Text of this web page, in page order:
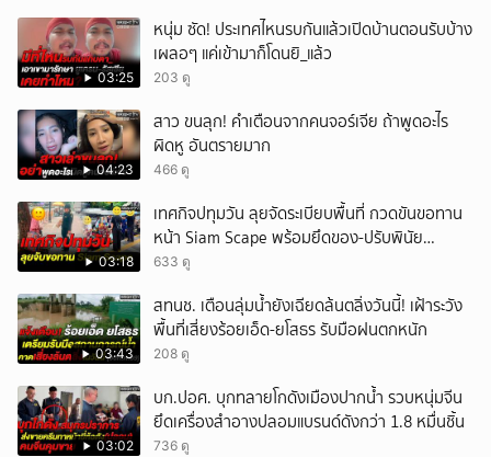
03:25
หนุ่ม ซัด! ประเทศไหนรบกันแล้วเปิดบ้านตอนรับบ้าง
เผลอๆ แค่เข้ามาก็โดนยิ_แล้ว
203 ดู
04:23
สาว ขนลุก! คำเตือนจากคนจอร์เจีย ถ้าพูดอะไร
ผิดหู อันตรายมาก
466 ดู
03:18
เทศกิจปทุมวัน ลุยจัดระเบียบพื้นที่ กวดขันขอทาน
หน้า Siam Scape พร้อมยึดของ-ปรับพินัย
แผงลอย
633 ดู
03:43
สทนช. เตือนลุ่มน้ำยังเฉียดล้นตลิ่งวันนี้! เฝ้าระวัง
พื้นที่เสี่ยงร้อยเอ็ด-ยโสธร รับมือฝนตกหนัก
208 ดู
03:02
บก.ปอศ. บุกทลายโกดังเมืองปากน้ำ รวบหนุ่มจีน
ยึดเครื่องสำอางปลอมแบรนด์ดังกว่า 1.8 หมื่นชิ้น
736 ดู